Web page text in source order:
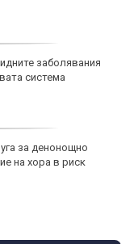
заболявания
система
за денонощно
на хора в риск